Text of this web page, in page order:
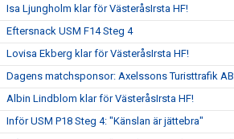
Isa Ljungholm klar för VästeråsIrsta HF!
Eftersnack USM F14 Steg 4
Lovisa Ekberg klar för VästeråsIrsta HF!
Dagens matchsponsor: Axelssons Turisttrafik AB
Albin Lindblom klar för VästeråsIrsta HF!
Inför USM P18 Steg 4: "Känslan är jättebra"